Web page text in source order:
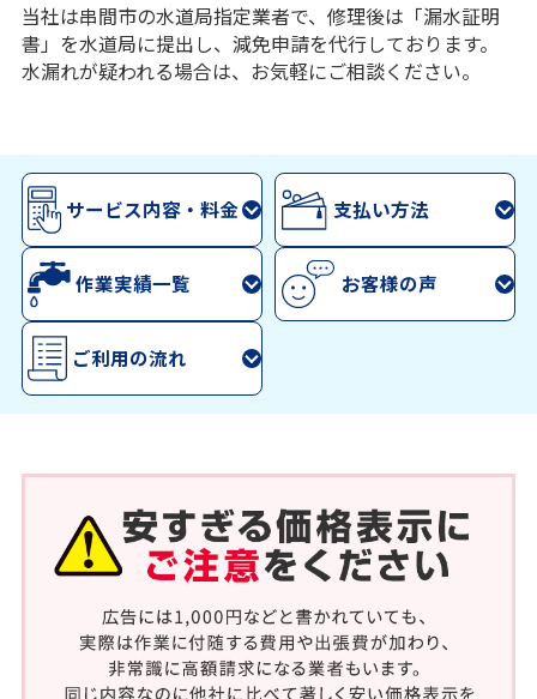
当社は串間市の水道局指定業者で、修理後は「漏水証明
書」を水道局に提出し、減免申請を代行しております。
水漏れが疑われる場合は、お気軽にご相談ください。
サービス内容・料金 支払い方法
作業実績一覧 お客様の声
ご利用の流れ